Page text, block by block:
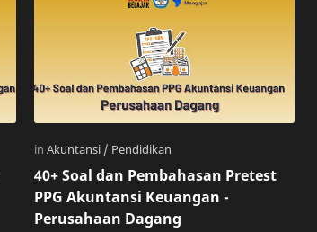
40+ Soal dan Pembahasan Pretest
PPG Akuntansi Keuangan -
Perusahaan Dagang